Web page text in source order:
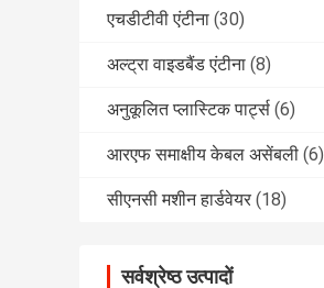
एचडीटीवी एंटीना (30)
अल्ट्रा वाइडबैंड एंटीना (8)
अनुकूलित प्लास्टिक पार्ट्स (6)
आरएफ समाक्षीय केबल असेंबली (6)
सीएनसी मशीन हार्डवेयर (18)
सर्वश्रेष्ठ उत्पादों